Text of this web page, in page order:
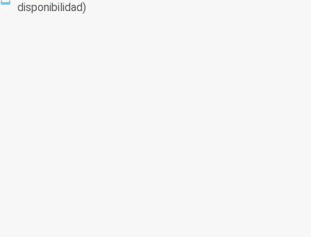
disponibilidad)